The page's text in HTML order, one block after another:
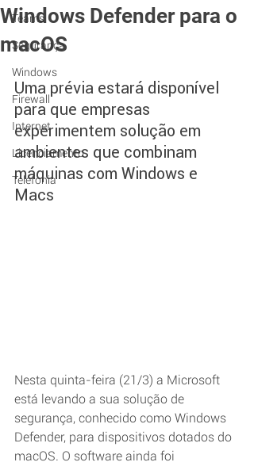
Teams
Segurança
Windows
Firewall
Internet
Licenciamento
Telefonia
Windows Defender para o
macOS
Uma prévia estará disponível
para que empresas
experimentem solução em
ambientes que combinam
máquinas com Windows e
Macs
Nesta quinta-feira (21/3) a Microsoft
está levando a sua solução de
segurança, conhecido como Windows
Defender, para dispositivos dotados do
macOS. O software ainda foi